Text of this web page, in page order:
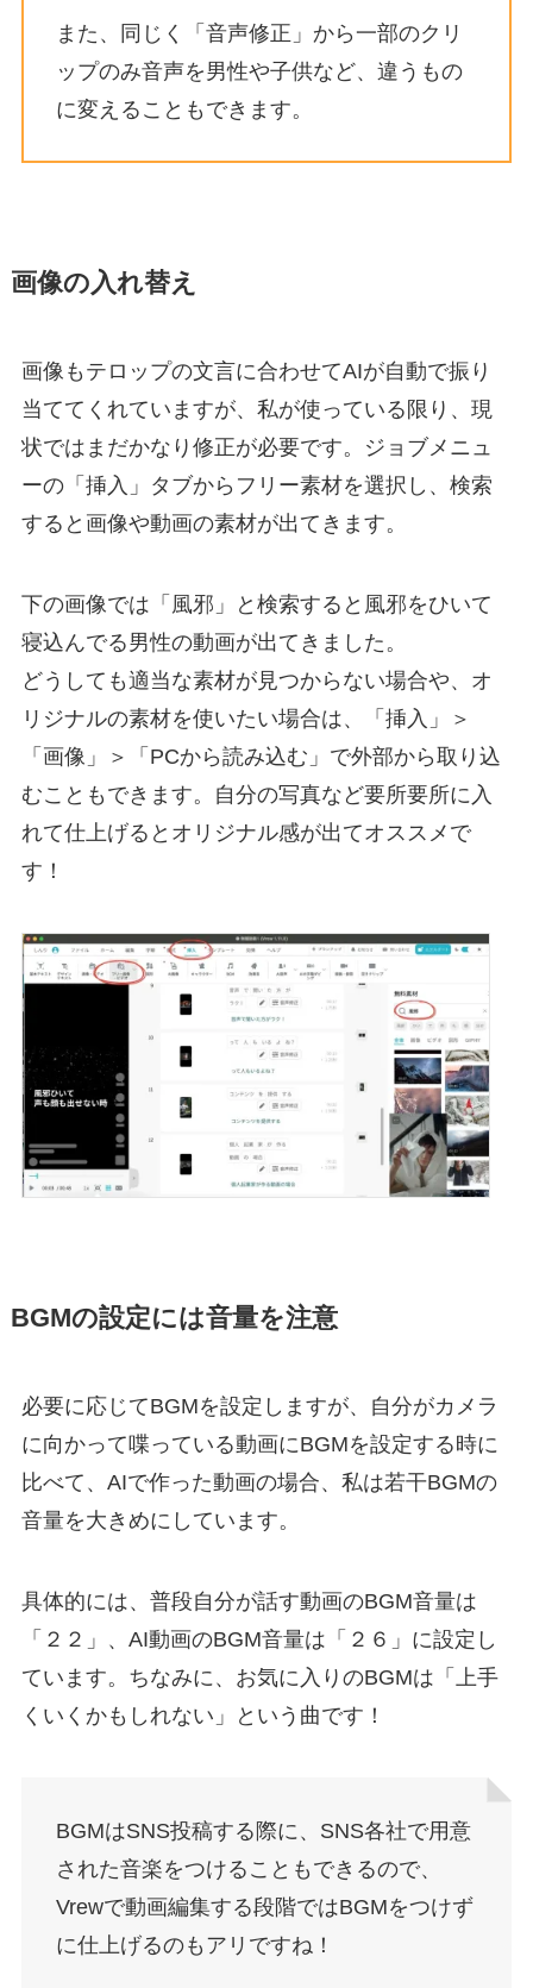
また、同じく「音声修正」から一部のクリ
ップのみ音声を男性や子供など、違うもの
に変えることもできます。
画像の入れ替え
画像もテロップの文言に合わせてAIが自動で振り
当ててくれていますが、私が使っている限り、現
状ではまだかなり修正が必要です。ジョブメニュ
ーの「挿入」タブからフリー素材を選択し、検索
すると画像や動画の素材が出てきます。
下の画像では「風邪」と検索すると風邪をひいて
寝込んでる男性の動画が出てきました。
どうしても適当な素材が見つからない場合や、オ
リジナルの素材を使いたい場合は、「挿入」＞
「画像」＞「PCから読み込む」で外部から取り込
むこともできます。自分の写真など要所要所に入
れて仕上げるとオリジナル感が出てオススメで
す！
BGMの設定には音量を注意
必要に応じてBGMを設定しますが、自分がカメラ
に向かって喋っている動画にBGMを設定する時に
比べて、AIで作った動画の場合、私は若干BGMの
音量を大きめにしています。
具体的には、普段自分が話す動画のBGM音量は
「２２」、AI動画のBGM音量は「２６」に設定し
ています。ちなみに、お気に入りのBGMは「上手
くいくかもしれない」という曲です！
BGMはSNS投稿する際に、SNS各社で用意
された音楽をつけることもできるので、
Vrewで動画編集する段階ではBGMをつけず
に仕上げるのもアリですね！